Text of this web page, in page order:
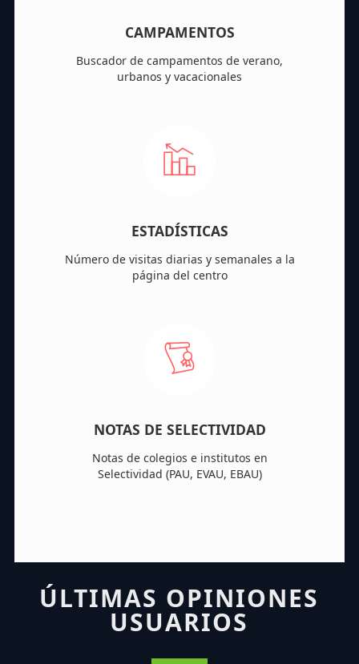
CAMPAMENTOS
Buscador de campamentos de verano,
urbanos y vacacionales
ESTADÍSTICAS
Número de visitas diarias y semanales a la
página del centro
NOTAS DE SELECTIVIDAD
Notas de colegios e institutos en
Selectividad (PAU, EVAU, EBAU)
ÚLTIMAS OPINIONES
USUARIOS